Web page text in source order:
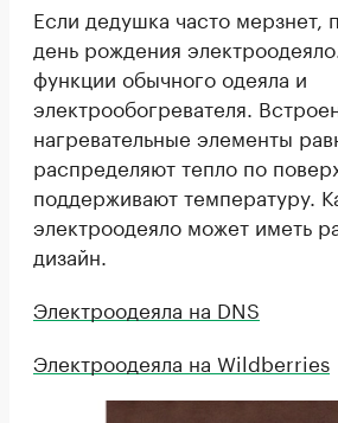
Если дедушка часто мерзнет,
день рождения
функции обычного одеяла и
электрообогревателя.
нагревательные элементы
распределяют тепло по
поддерживают температуру.
электроодеяло может иметь
дизайн.
Электроодеяла на DNS
Электроодеяла на Wildberries